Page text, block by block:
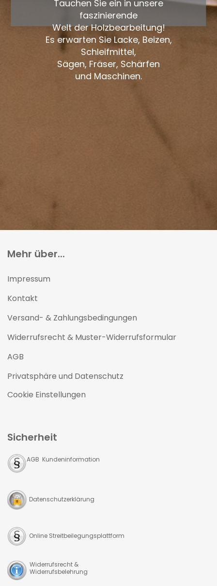
Tauchen Sie ein in unsere
faszinierende
Welt der Holzbearbeitung!
Es erwarten Sie Lacke, Beizen,
Schleifmittel,
Sägen, Fräser, Schärfen
und Maschinen.
Mehr über...
Impressum
Kontakt
Versand- & Zahlungsbedingungen
Widerrufsrecht & Muster-Widerrufsformular
AGB
Privatsphäre und Datenschutz
Cookie Einstellungen
Sicherheit
AGB Kundeninformation
Datenschutzerklärung
Online Streitbeilegungsplattform
Widerrufsrecht &
Widerrufsbelehrung